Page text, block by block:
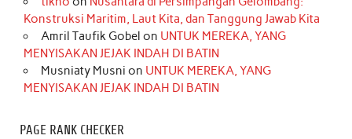
Konstruksi Maritim, Laut Kita, dan Tanggung Jawab Kita
Amril Taufik Gobel on UNTUK MEREKA, YANG
MENYISAKAN JEJAK INDAH DI BATIN
Musniaty Musni on UNTUK MEREKA, YANG
MENYISAKAN JEJAK INDAH DI BATIN
PAGE RANK CHECKER